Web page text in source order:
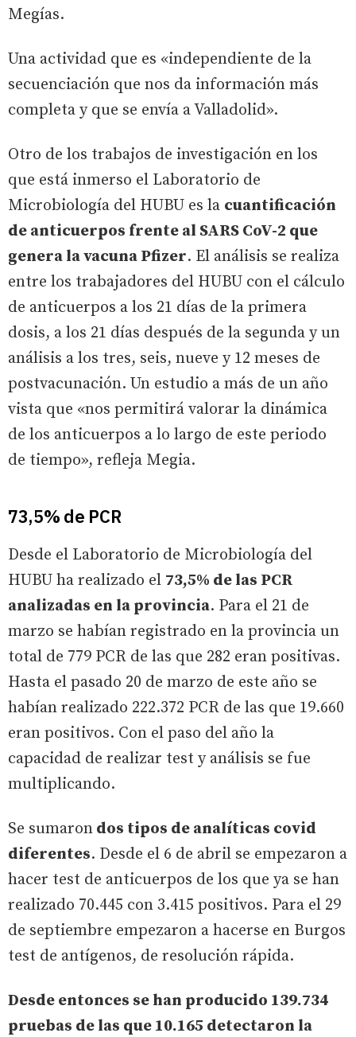
Megías.
Una actividad que es «independiente de la
secuenciación que nos da información más
completa y que se envía a Valladolid».
Otro de los trabajos de investigación en los
que está inmerso el Laboratorio de
Microbiología del HUBU es la cuantificación
de anticuerpos frente al SARS CoV-2 que
genera la vacuna Pfizer. El análisis se realiza
entre los trabajadores del HUBU con el cálculo
de anticuerpos a los 21 días de la primera
dosis, a los 21 días después de la segunda y un
análisis a los tres, seis, nueve y 12 meses de
postvacunación. Un estudio a más de un año
vista que «nos permitirá valorar la dinámica
de los anticuerpos a lo largo de este periodo
de tiempo», refleja Megia.
73,5% de PCR
Desde el Laboratorio de Microbiología del
HUBU ha realizado el 73,5% de las PCR
analizadas en la provincia. Para el 21 de
marzo se habían registrado en la provincia un
total de 779 PCR de las que 282 eran positivas.
Hasta el pasado 20 de marzo de este año se
habían realizado 222.372 PCR de las que 19.660
eran positivos. Con el paso del año la
capacidad de realizar test y análisis se fue
multiplicando.
Se sumaron dos tipos de analíticas covid
diferentes. Desde el 6 de abril se empezaron a
hacer test de anticuerpos de los que ya se han
realizado 70.445 con 3.415 positivos. Para el 29
de septiembre empezaron a hacerse en Burgos
test de antígenos, de resolución rápida.
Desde entonces se han producido 139.734
pruebas de las que 10.165 detectaron la